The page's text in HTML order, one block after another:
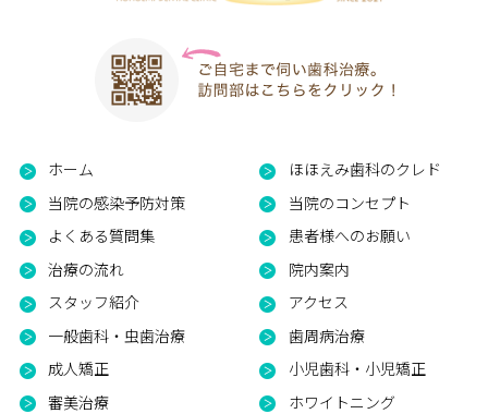
ホーム
ほほえみ歯科のクレド
当院の感染予防対策
当院のコンセプト
よくある質問集
患者様へのお願い
治療の流れ
院内案内
スタッフ紹介
アクセス
一般歯科・虫歯治療
歯周病治療
成人矯正
小児歯科・小児矯正
審美治療
ホワイトニング